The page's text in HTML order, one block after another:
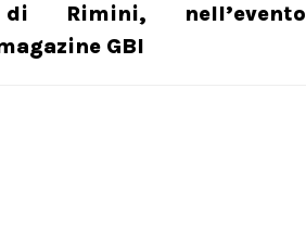
Rimini, nell’evento
GBI